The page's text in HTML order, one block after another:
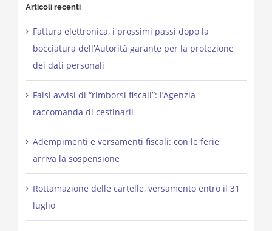
Articoli recenti
Fattura elettronica, i prossimi passi dopo la
bocciatura dell’Autorità garante per la protezione
dei dati personali
Falsi avvisi di “rimborsi fiscali”: l’Agenzia
raccomanda di cestinarli
Adempimenti e versamenti fiscali: con le ferie
arriva la sospensione
Rottamazione delle cartelle, versamento entro il 31
luglio